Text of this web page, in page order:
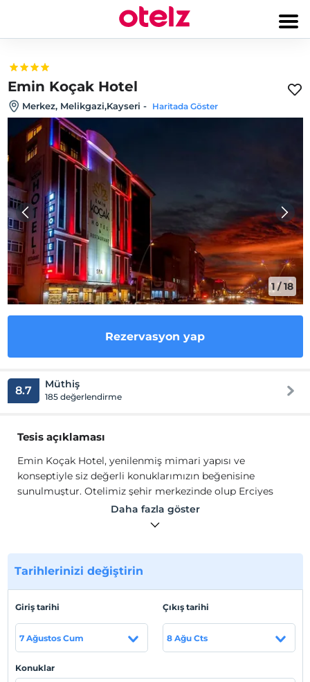
Emin Koçak Hotel
Merkez, Melikgazi,Kayseri - Haritada Göster
1 /18
Rezervasyon yap
8.7 Müthiş
185 değerlendirme
Tesis açıklaması
Emin Koçak Hotel, yenilenmiş mimari yapısı ve
konseptiyle siz değerli konuklarımızın beğenisine
sunulmuştur. Otelimiz şehir merkezinde olup Erciyes
Kayak Merkezi'ne ve Kapadokya Bölgesi'ne en yakın
noktada yer almaktadır. Siz değerli misafirlerimizin
zamanda işinizi takip etmek için her türlü (toplantı
salonu, hızlı internet bağlantısı, fax, bilgisayar, telefon...)
konseptiyle siz değerli konuklarımızın beğenisine
sunulmuştur. Otelimiz şehir merkezinde olup Erciyes
Kayak Merkezi'ne ve Kapadokya Bölgesi'ne en yakın
seyahat ve iş yorgunluğundan kurtulacağınız aynı
Daha fazla göster
Tarihlerinizi değiştirin
Giriş tarihi
7 Ağustos Cum
Çıkış tarihi
8 Ağu Cts
Konuklar